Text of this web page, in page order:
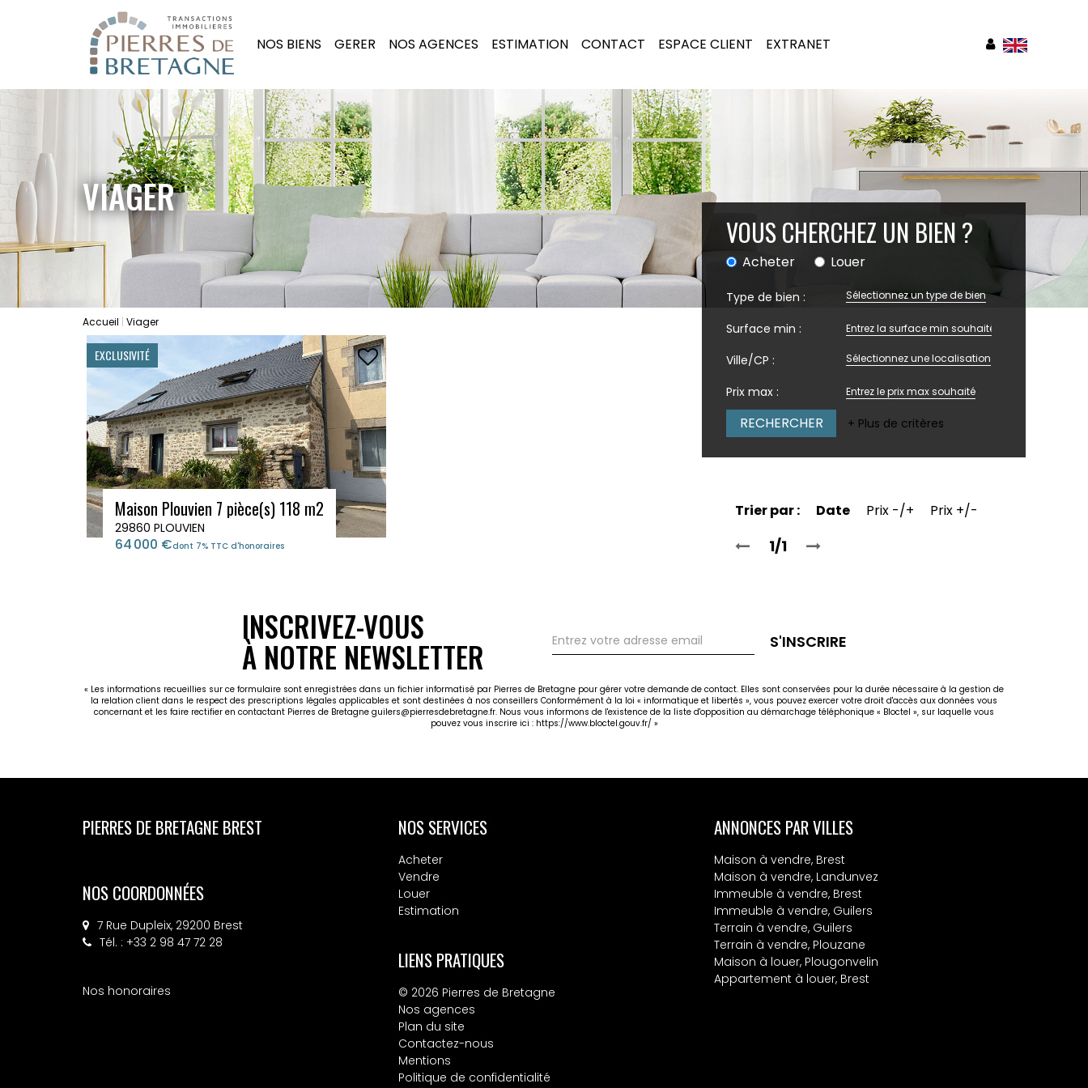
NOS BIENS GERER NOS AGENCES ESTIMATION CONTACT ESPACE CLIENT EXTRANET
VIAGER
VOUS CHERCHEZ UN BIEN ?
Acheter Louer
Type de bien : Sélectionnez un type de bien
Surface min :
Ville/CP :
Sélectionnez une localisation
Prix max :
+ Plus de critères
Accueil Viager
Trier par : Date Prix -/+ Prix +/-
1/1
EXCLUSIVITÉ
Maison Plouvien 7 pièce(s) 118 m2
29860 PLOUVIEN
64 000 €dont 7% TTC d'honoraires
INSCRIVEZ-VOUS
À NOTRE NEWSLETTER S'INSCRIRE
« Les informations recueillies sur ce formulaire sont enregistrées dans un fichier informatisé par Pierres de Bretagne pour gérer votre demande de contact. Elles sont conservées pour la durée nécessaire à la gestion de
la relation client dans le respect des prescriptions légales applicables et sont destinées à nos conseillers Conformément à la loi « informatique et libertés », vous pouvez exercer votre droit d'accès aux données vous
concernant et les faire rectifier en contactant Pierres de Bretagne guilers@pierresdebretagne.fr. Nous vous informons de l'existence de la liste d'opposition au démarchage téléphonique « Bloctel », sur laquelle vous
pouvez vous inscrire ici : https://www.bloctel.gouv.fr/ »
PIERRES DE BRETAGNE BREST
NOS COORDONNÉES
7 Rue Dupleix, 29200 Brest
Tél. : +33 2 98 47 72 28
Nos honoraires
NOS SERVICES
Acheter
Vendre
Louer
Estimation
LIENS PRATIQUES
© 2026 Pierres de Bretagne
Nos agences
Plan du site
Contactez-nous
Mentions
Politique de confidentialité
ANNONCES PAR VILLES
Maison à vendre, Brest
Maison à vendre, Landunvez
Immeuble à vendre, Brest
Immeuble à vendre, Guilers
Terrain à vendre, Guilers
Terrain à vendre, Plouzane
Maison à louer, Plougonvelin
Appartement à louer, Brest